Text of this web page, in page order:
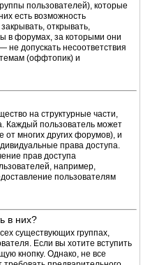
пользователей), которые
есть возможность
открывать,
в форумах, за которыми они
допускать несоответствия
(оффтопик) и
на структурные части,
Каждый пользователь может
от многих других форумов), и
права доступа.
прав доступа
например,
пользователям
в них?
существующих группах,
Если вы хотите вступить
кнопку. Однако, не все